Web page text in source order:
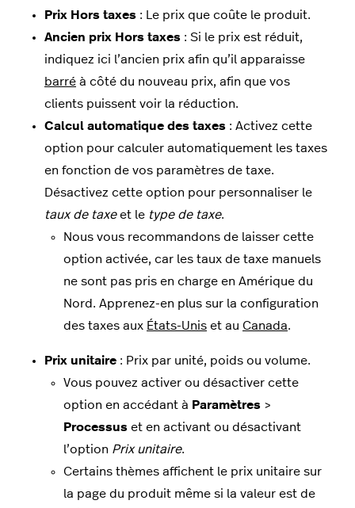
Prix Hors taxes : Le prix que coûte le produit.
Ancien prix Hors taxes : Si le prix est réduit,
indiquez ici l’ancien prix afin qu’il apparaisse
barré à côté du nouveau prix, afin que vos
clients puissent voir la réduction.
Calcul automatique des taxes : Activez cette
option pour calculer automatiquement les taxes
en fonction de vos paramètres de taxe.
Désactivez cette option pour personnaliser le
taux de taxeet le type de taxe.
Nous vous recommandons de laisser cette
option activée, car les taux de taxe manuels
ne sont pas pris en charge en Amérique du
Nord. Apprenez-en plus sur la configuration
des taxes aux États-Unis et au Canada.
Prix ​​unitaire : Prix par unité, poids ou volume.
Vous pouvez activer ou désactiver cette
option en accédant à Paramètres >
Processus et en activant ou désactivant
l’option Prix unitaire.
Certains thèmes affichent le prix unitaire sur
la page du produit même si la valeur est de